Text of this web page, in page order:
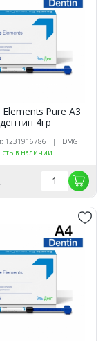
Elements Pure A3
дентин 4гр
1231916786 | DMG
Есть в наличии